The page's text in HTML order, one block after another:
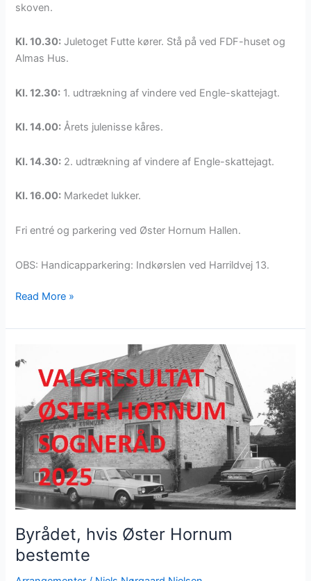
skoven.
Kl. 10.30: Juletoget Futte kører. Stå på ved FDF-huset og
Almas Hus.
Kl. 12.30: 1. udtrækning af vindere ved Engle-skattejagt.
Kl. 14.00: Årets julenisse kåres.
Kl. 14.30: 2. udtrækning af vindere af Engle-skattejagt.
Kl. 16.00: Markedet lukker.
Fri entré og parkering ved Øster Hornum Hallen.
OBS: Handicapparkering: Indkørslen ved Harrildvej 13.
Jul
Frilufscenter
22.
november
Read More »
Byrådet, hvis Øster Hornum
bestemte